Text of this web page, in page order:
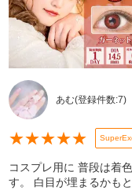
あむ(登録件数:7)
★★★★★
コスプレ用に 普段は着
す。 白目が埋まるかも